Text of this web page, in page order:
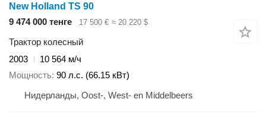
New Holland TS 90
9 474 000 тенге
17 500 € ≈ 20 220 $
Трактор колесный
2003
10 564 м/ч
Мощность 90 л.с. (66.15 кВт)
Нидерланды, Oost-, West- en Middelbeers